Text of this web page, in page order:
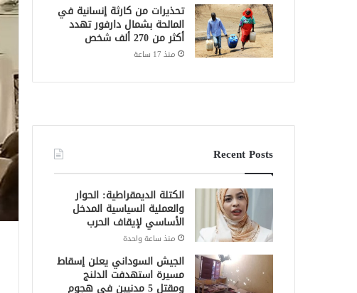
تحذيرات من كارثة إنسانية في
المالحة بشمال دارفور تهدد
أكثر من 270 ألف شخص
منذ 17 ساعة
Recent Posts
الكتلة الديمقراطية: الحوار
والعملية السياسية المدخل
الأساسي لإيقاف الحرب
منذ ساعة واحدة
الجيش السوداني يعلن إسقاط
مسيرة استهدفت الدلنج
ومقتل 5 مدنيين في هجوم